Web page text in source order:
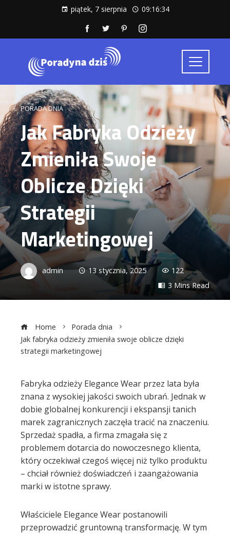
piątek, 7 sierpnia 09:16:35
PORADA DNIA
Jak Fabryka Odzieży
Zmieniła Swoje
Oblicze Dzięki
Strategii
Marketingowej
admin 13 stycznia, 2025
122
3 Mins Read
Home
Porada dnia
Jak fabryka odzieży zmieniła swoje oblicze dzięki
strategii marketingowej
Fabryka odzieży Elegance Wear przez lata była
znana z wysokiej jakości swoich ubrań. Jednak w
dobie globalnej konkurencji i ekspansji tanich
marek zagranicznych zaczęła tracić na znaczeniu.
Sprzedaż spadła, a firma zmagała się z
problemem dotarcia do nowoczesnego klienta,
który oczekiwał czegoś więcej niż tylko produktu
– chciał również doświadczeń i zaangażowania
marki w istotne sprawy.
Właściciele Elegance Wear postanowili
przeprowadzić gruntowną transformację. W tym